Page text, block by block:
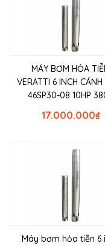
MÁY BƠM HỎA
VERATTI 6 INCH
46SP30-08 10HP
₫
17.000.000
Máy bơm hỏa tiễn 6